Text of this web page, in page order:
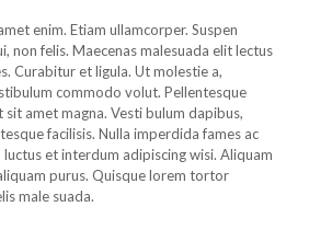
enim. Etiam ullamcorper. Suspen
non felis. Maecenas malesuada elit lectus
Curabitur et ligula. Ut molestie a,
commodo volut. Pellentesque
amet magna. Vesti bulum dapibus,
facilisis. Nulla imperdida fames ac
et interdum adipiscing wisi. Aliquam
purus. Quisque lorem tortor
male suada.